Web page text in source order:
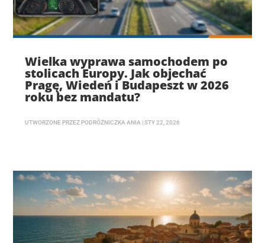
Wielka wyprawa samochodem po
stolicach Europy. Jak objechać
Pragę, Wiedeń i Budapeszt w 2026
roku bez mandatu?
UTWORZONE PRZEZ PODRÓŻNICZKA ANIA |STY 22, 2026